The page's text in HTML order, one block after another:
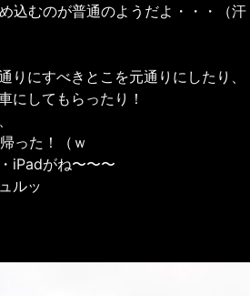
込むのが普通のようだよ・・・（汗
りにすべきとこを元通りにしたり、
にしてもらったり！
った！（ｗ
iPadがね〜〜〜
ルッ